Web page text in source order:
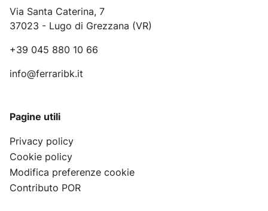
Via Santa Caterina, 7
37023 - Lugo di Grezzana (VR)
+39 045 880 10 66
info@ferraribk.it
Pagine utili
Privacy policy
Cookie policy
Modifica preferenze cookie
Contributo POR